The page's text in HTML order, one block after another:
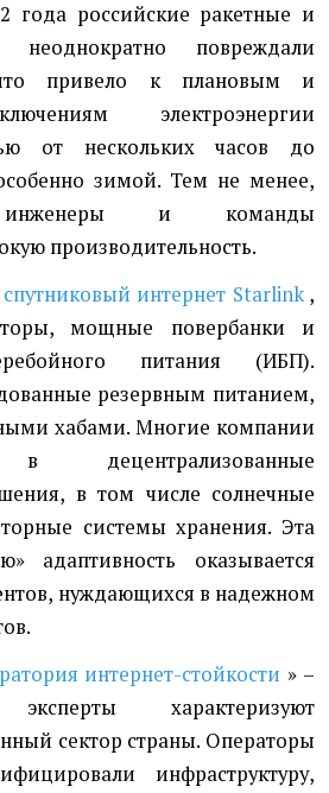
года российские ракетные и
повреждали
что привело к плановым и
электроэнергии
от нескольких часов до
зимой. Тем не менее,
инженеры и команды
производительность.
спутниковый интернет Starlink ,
мощные повербанки и
питания (ИБП).
резервным питанием,
хабами. Многие компании
в децентрализованные
в том числе солнечные
системы хранения. Эта
адаптивность оказывается
нуждающихся в надежном
интернет-стойкости » –
характеризуют
сектор страны. Операторы
инфраструктуру,